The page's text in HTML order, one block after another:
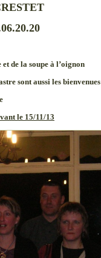
de la soupe à l’oignon
sont aussi les bienvenues
le 15/11/13